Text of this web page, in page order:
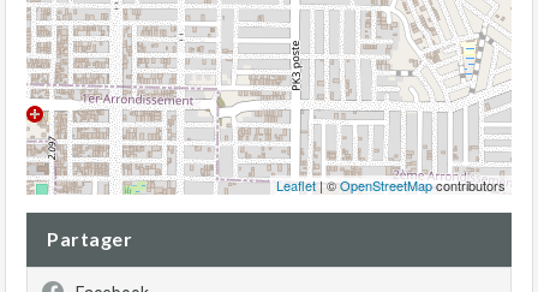
Leaflet| ©OpenStreetMapcontributors
Partager